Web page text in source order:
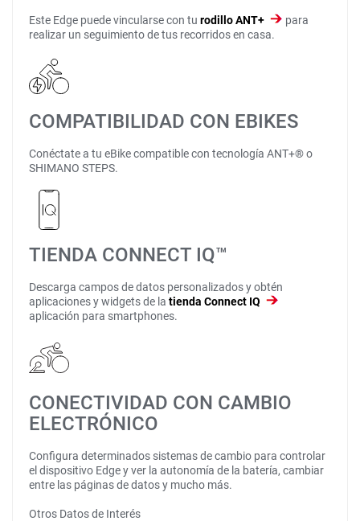
Este Edge puede vincularse con tu rodillo ANT+
para
realizar un seguimiento de tus recorridos en casa.
COMPATIBILIDAD CON EBIKES
Conéctate a tu eBike compatible con tecnología ANT+® o
SHIMANO STEPS.
TIENDA CONNECT IQ™
Descarga campos de datos personalizados y obtén
aplicaciones y widgets de la tienda Connect IQ
aplicación para smartphones.
CONECTIVIDAD CON CAMBIO
ELECTRÓNICO
Configura determinados sistemas de cambio para controlar
el dispositivo Edge y ver la autonomía de la batería, cambiar
entre las páginas de datos y mucho más.
Otros Datos de Interés